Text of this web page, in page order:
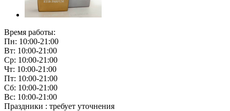
Время работы:
Пн: 10:00-21:00
Вт: 10:00-21:00
Ср: 10:00-21:00
Чт: 10:00-21:00
Пт: 10:00-21:00
Сб: 10:00-21:00
Вс: 10:00-21:00
Праздники : требует уточнения